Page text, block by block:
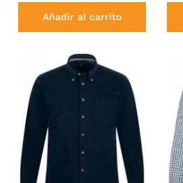
Añadir al carrito